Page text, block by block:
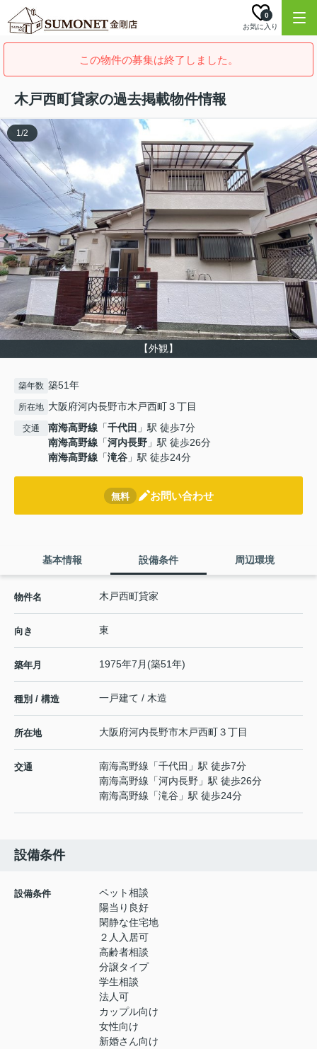
お気に入り
0
この物件の募集は終了しました。
木戸西町貸家の過去掲載物件情報
【外観】
1/2
築年数 築51年
所在地 大阪府河内長野市木戸西町３丁目
交通 南海高野線 「千代田 」駅 徒歩7分
南海高野線 「河内長野 」駅 徒歩26分
南海高野線 「滝谷 」駅 徒歩24分
無料 お問い合わせ
基本情報 設備条件 周辺環境
物件名 木戸西町貸家
向き 東
築年月 1975年7月(築51年)
種別 / 構造 一戸建て / 木造
所在地 大阪府河内長野市木戸西町３丁目
交通 南海高野線 「千代田 」駅 徒歩7分
南海高野線 「河内長野 」駅 徒歩26分
南海高野線 「滝谷 」駅 徒歩24分
設備条件
設備条件
ペット相談
陽当り良好
閑静な住宅地
２人入居可
高齢者相談
分譲タイプ
学生相談
法人可
カップル向け
女性向け
新婚さん向け